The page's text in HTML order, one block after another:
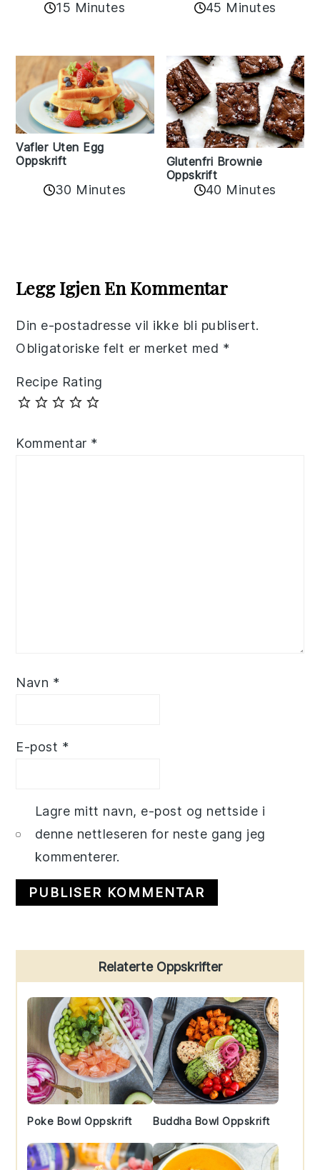
15 Minutes 45 Minutes
Vafler Uten Egg
Oppskrift
30 Minutes
Glutenfri Brownie
Oppskrift
40 Minutes
Interactions
Legg Igjen En Kommentar
Din e-postadresse vil ikke bli publisert.
Obligatoriske felt er merket med *
Recipe Rating
Kommentar *
Navn *
E-post *
Lagre mitt navn, e-post og nettside i
denne nettleseren for neste gang jeg
kommenterer.
Sidebar
Relaterte Oppskrifter
Poke Bowl Oppskrift Buddha Bowl Oppskrift